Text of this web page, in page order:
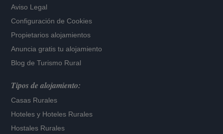
Aviso Legal
Configuración de Cookies
Propietarios alojamientos
Anuncia gratis tu alojamiento
Blog de Turismo Rural
Tipos de alojamiento:
Casas Rurales
Hoteles y Hoteles Rurales
Hostales Rurales